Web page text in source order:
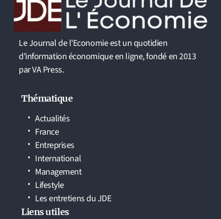
Le Journal de l'Economie est un quotidien
d'information économique en ligne, fondé en 2013
par VA Press.
Thématique
Actualités
France
Entreprises
International
Management
Lifestyle
Les entretiens du JDE
Liens utiles